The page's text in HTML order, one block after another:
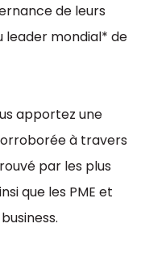
de leurs
leader mondial* de
apportez une
à travers
par les plus
que les PME et